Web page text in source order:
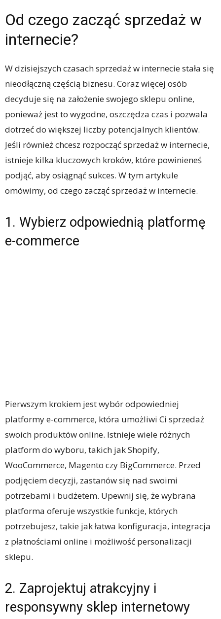
Od czego zacząć sprzedaż w
internecie?
W dzisiejszych czasach sprzedaż w internecie stała się
nieodłączną częścią biznesu. Coraz więcej osób
decyduje się na założenie swojego sklepu online,
ponieważ jest to wygodne, oszczędza czas i pozwala
dotrzeć do większej liczby potencjalnych klientów.
Jeśli również chcesz rozpocząć sprzedaż w internecie,
istnieje kilka kluczowych kroków, które powinieneś
podjąć, aby osiągnąć sukces. W tym artykule
omówimy, od czego zacząć sprzedaż w internecie.
1. Wybierz odpowiednią platformę
e-commerce
Pierwszym krokiem jest wybór odpowiedniej
platformy e-commerce, która umożliwi Ci sprzedaż
swoich produktów online. Istnieje wiele różnych
platform do wyboru, takich jak Shopify,
WooCommerce, Magento czy BigCommerce. Przed
podjęciem decyzji, zastanów się nad swoimi
potrzebami i budżetem. Upewnij się, że wybrana
platforma oferuje wszystkie funkcje, których
potrzebujesz, takie jak łatwa konfiguracja, integracja
z płatnościami online i możliwość personalizacji
sklepu.
2. Zaprojektuj atrakcyjny i
responsywny sklep internetowy